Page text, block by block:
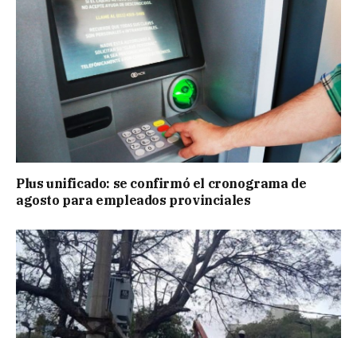
Plus unificado: se confirmó el cronograma de
agosto para empleados provinciales